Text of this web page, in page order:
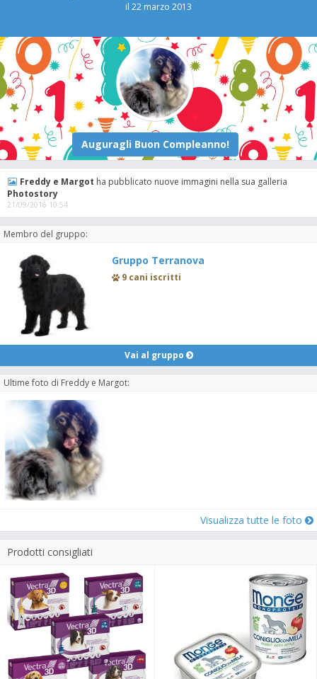
il 22 marzo 2013
Freddy e Margot ha pubblicato nuove immagini nella sua galleria
Photostory
21/09/2016 10:54
Membro del gruppo:
Gruppo Terranova
9 cani iscritti
Vai al gruppo
Ultime foto di Freddy e Margot:
Visualizza tutte le foto
Prodotti consigliati